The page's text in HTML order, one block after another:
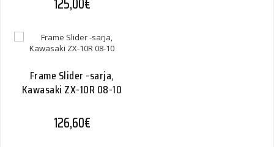
Frame Slider -sarja,
Kawasaki ZX-10R 08-10
126,60€